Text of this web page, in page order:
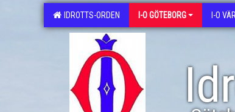
IDROTTS-ORDEN I-O GÖTEBORG I-O